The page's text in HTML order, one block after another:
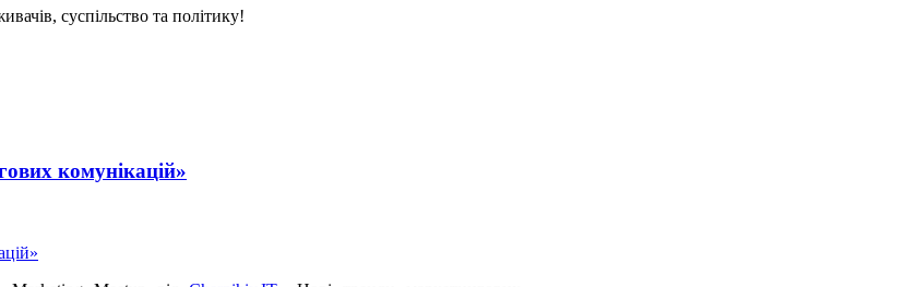
суспільство та політику!
комунікацій»